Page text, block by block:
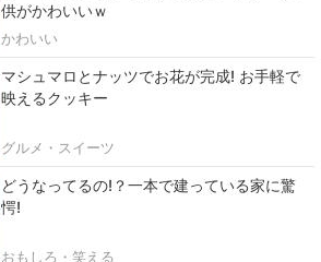
供がかわいいｗ
かわいい
マシュマロとナッツでお花が完成! お手軽で
映えるクッキー
グルメ・スイーツ
どうなってるの!？一本で建っている家に驚
愕!
おもしろ・笑える